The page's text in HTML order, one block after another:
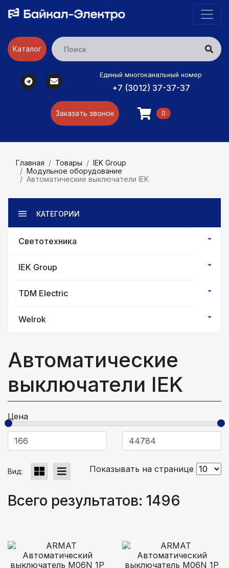
Каталог
Единый многоканальный номер
+7 (3012) 37-37-37
Заказать звонок 0
Главная Товары
IEK Group
Модульное оборудование
Автоматические выключатели IEK
КАТЕГОРИИ
Светотехника
IEK Group
TDM Electric
Welrok
Автоматические
выключатели IEK
Цена
Вид: Показывать на странице
Всего результатов: 1496